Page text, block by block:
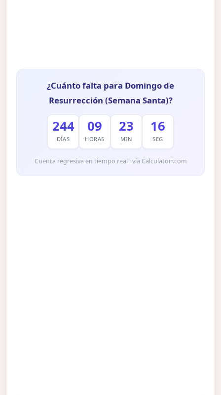
¿Cuánto falta para Domingo de
Resurrección (Semana Santa)?
244
DÍAS
09
HORAS
23
MIN
15
SEG
Cuenta regresiva en tiempo real · vía Calculatorr.com